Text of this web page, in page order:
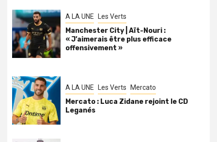
A LA UNE Les Verts
Manchester City | Aït-Nouri :
« J’aimerais être plus efficace
offensivement »
A LA UNE Les Verts Mercato
Mercato : Luca Zidane rejoint le CD
Leganés